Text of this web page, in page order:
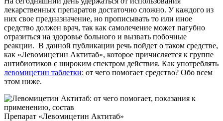
лекарственных препаратов достаточно сложно. У каждого из
них свое предназначение, но прописывать то или иное
средство должен врач, так как самолечение может пагубно
отразиться на здоровье больного и вызвать побочные
реакции. В данной публикации речь пойдет о таком средстве,
как «Левомицетин Актитаб», которое причисляется к группе
антибиотиков с широким спектром действия. Как употреблять
левомицетин таблетки: от чего помогает средство? Обо всем
этом ниже.
Препарат «Левомицетин Актитаб»